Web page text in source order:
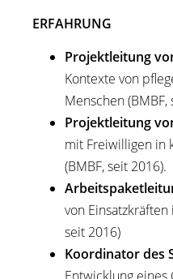
ERFAHRUNG
Projektleitung
Kontexte von
Menschen (BMBF,
Projektleitung
mit Freiwilligen in
(BMBF, seit 2016).
von
seit 2016)
Koordinator des